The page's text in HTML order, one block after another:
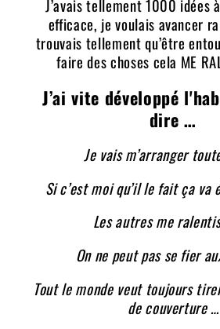
J’avais tellement 1000 idées
efficace, je voulais avancer
trouvais tellement qu’être
faire des choses cela ME
J’ai vite développé
dire …
Je vais m’arranger
Si c’est moi qu’il le fait ça
Les autres me
On ne peut pas se fier
Tout le monde veut toujours
de couverture …